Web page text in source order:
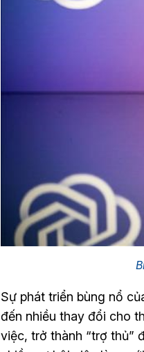
Sự phát triển bùng nổ
đến nhiều thay đổi cho
việc, trở thành “trợ thủ”